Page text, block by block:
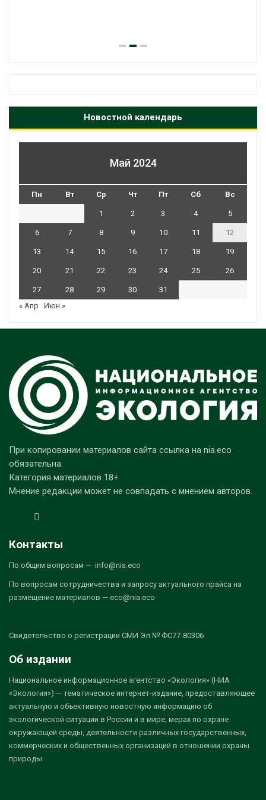
Новостной календарь
Май 2024
Пн Вт Ср Чт Пт Сб Вс
1 2 3 4 5
6 7 8 9 10 11 12
13 14 15 16 17 18 19
20 21 22 23 24 25 26
27 28 29 30
31
« Апр
Июн »
При копировании материалов сайта ссылка на nia.eco
обязательна.
Категория материалов 18+
Мнение редакции может не совпадать с мнением авторов.
Контакты
По общим вопросам — info@nia.eco
По вопросам сотрудничества и запросу актуального прайса на
размещение материалов — eco@nia.eco
Свидетельство о регистрации СМИ Эл № ФС77-80306
Об издании
Национальное информационное агентство «Экология» (НИА
«Экология») — тематическое интернет-издание, предоставляющее
актуальную и объективную новостную информацию об
экологической ситуации в России и в мире, мерах по охране
окружающей среды, деятельности различных государственных,
коммерческих и общественных организаций в отношении охраны
природы.